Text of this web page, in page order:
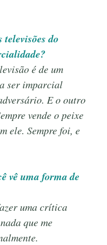
televisões do
é de um
ser imparcial
E o outro
vende o peixe
ele. Sempre foi, e
vê uma forma de
uma crítica
que me